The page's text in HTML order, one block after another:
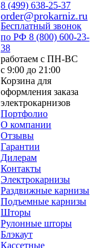
8 (499) 638-25-37
order@prokarniz.ru
Бесплатный звонок
по РФ 8 (800) 600-23-
38
работаем с ПН-ВС
с 9:00 до 21:00
Корзина для
оформления заказа
электрокарнизов
Портфолио
О компании
Отзывы
Гарантии
Дилерам
Контакты
Электрокарнизы
Раздвижные карнизы
Подъемные карнизы
Шторы
Рулонные шторы
Блэкаут
Кассетные